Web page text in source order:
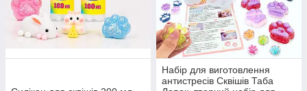
Набір для виготовлення
антистресів Сквішів Таба